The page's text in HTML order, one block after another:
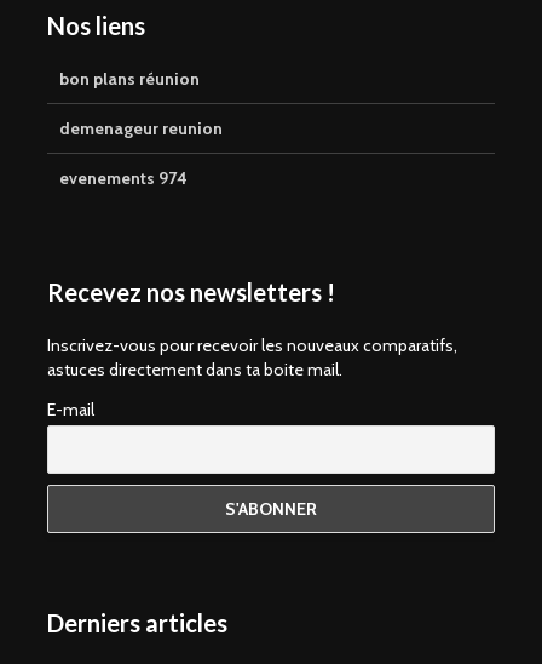
Nos liens
bon plans réunion
demenageur reunion
evenements 974
Recevez nos newsletters !
Inscrivez-vous pour recevoir les nouveaux comparatifs,
astuces directement dans ta boite mail.
E-mail
Derniers articles